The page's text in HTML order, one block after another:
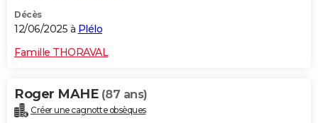
Décès
12/06/2025 à Plélo
Famille THORAVAL
Roger MAHE (87 ans)
Créer une cagnotte obsèques